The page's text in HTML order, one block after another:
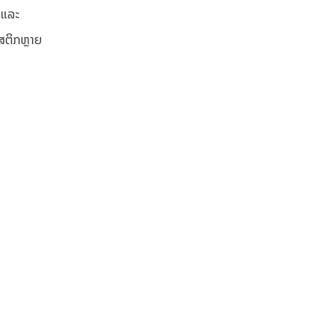
ລະ
ຕິກ​ຫຼາຍ​